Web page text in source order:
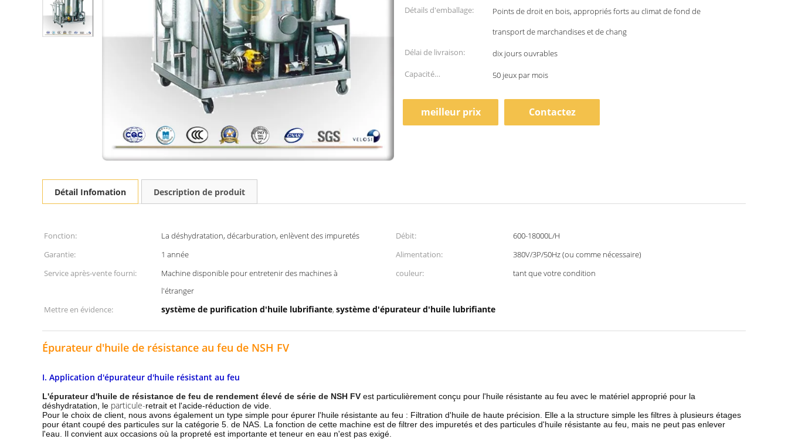
commande min:
Détails d'emballage:
Points de droit en bois, appropriés forts au climat de fond de
transport de marchandises et de chang
Délai de livraison:
dix jours ouvrables
Capacité
50 jeux par mois
meilleur prix Contactez
Détail Infomation Description de produit
Fonction: La déshydratation, décarburation, enlèvent des impuretés Débit:
600-18000L/H
Garantie:
1 année Alimentation:
380V/3P/50Hz (ou comme nécessaire)
Service après-vente fourni:
Machine disponible pour entretenir des machines à
l'étranger
couleur: tant que votre condition
Mettre en évidence: système de purification d'huile lubrifiante, système d'épurateur d'huile lubrifiante
Épurateur d'huile de résistance au feu de NSH FV
I. Application d'épurateur d'huile résistant au feu
L'épurateur d'huile de résistance de feu de rendement élevé de série de NSH FV est particulièrement conçu pour l'huile résistante au feu avec le matériel approprié pour la
déshydratation, le particule-retrait et l'acide-réduction de vide.
Pour le choix de client, nous avons également un type simple pour épurer l'huile résistante au feu : Filtration d'huile de haute précision. Elle a la structure simple les filtres à plusieurs étages
pour étant coupé des particules sur la catégorie 5. de NAS. La fonction de cette machine est de filtrer des impuretés et des particules d'huile résistante au feu, mais ne peut pas enlever
l'eau. Il convient aux occasions où la propreté est importante et teneur en eau n'est pas exigé.